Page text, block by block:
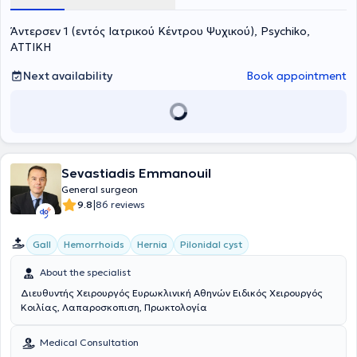
Άντερσεν 1 (εντός Ιατρικού Κέντρου Ψυχικού), Psychiko,
ΑΤΤΙΚΗ
Next availability
Book appointment
Sevastiadis Emmanouil
General surgeon
9.8|86 reviews
Gall Hemorrhoids Hernia Pilonidal cyst
About the specialist
Διευθυντής Χειρουργός Ευρωκλινική Αθηνών Ειδικός Χειρουργός
Κοιλίας, Λαπαροσκοπιση, Πρωκτολογία
Medical Consultation